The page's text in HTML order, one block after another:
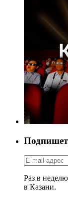
Раз в
в Казани.